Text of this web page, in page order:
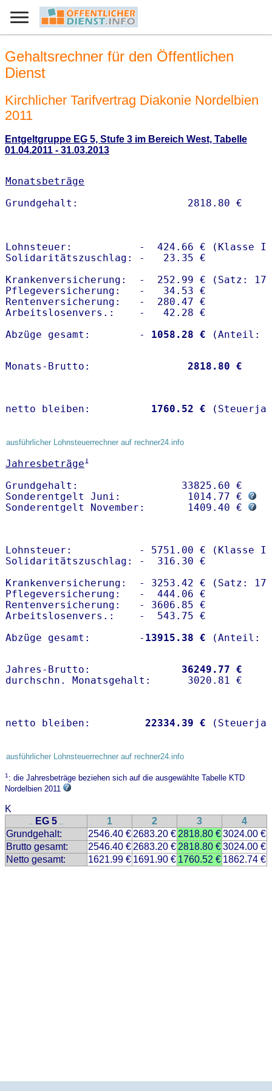
Gehaltsrechner für den Öffentlichen
Dienst
Kirchlicher Tarifvertrag Diakonie Nordelbien
2011
Entgeltgruppe EG 5, Stufe 3 im Bereich West, Tabelle
01.04.2011 - 31.03.2013
Monatsbeträge
Lohnsteuer:           -  424.66 € (Klasse I)
Solidaritätszuschlag: -   23.35 €
Krankenversicherung:  -  252.99 € (Satz:
Pflegeversicherung:   -   34.53 €
Rentenversicherung:   -  280.47 €
Arbeitslosenvers.:    -   42.28 €
Abzüge gesamt:        -
1058.28 €
Monats-Brutto: 2818.80 €
netto bleiben: 1760.52 €
ausführlicher Lohnsteuerrechner auf rechner24.info
Jahresbeträge1
Grundgehalt:                 33825.60 €
Sonderentgelt Juni:           1014.77 €
Sonderentgelt November:       1409.40 €
Lohnsteuer:           - 5751.00 € (Klasse I)
Solidaritätszuschlag: -  316.30 €
Krankenversicherung:  - 3253.42 € (Satz:
Pflegeversicherung:   -  444.06 €
Rentenversicherung:   - 3606.85 €
Arbeitslosenvers.:    -  543.75 €
Abzüge gesamt:        - 13915.38 €
Jahres-Brutto: 36249.77 €
netto bleiben: 22334.39 €
ausführlicher Lohnsteuerrechner auf rechner24.info
1: die Jahresbeträge beziehen sich auf die ausgewählte Tabelle KTD
Nordelbien 2011
K
.. EG 5 .. 1 2 3
4
Grundgehalt:
2546.40 € 2683.20 € 2818.80 €3024.00 €
Brutto gesamt:
2546.40 € 2683.20 € 2818.80 €3024.00 €
Netto gesamt:
1621.99 € 1691.90 € 1760.52 € 1862.74 €